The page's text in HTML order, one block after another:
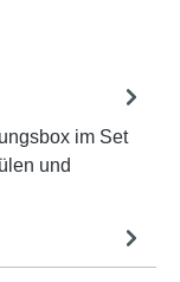
im Set
und